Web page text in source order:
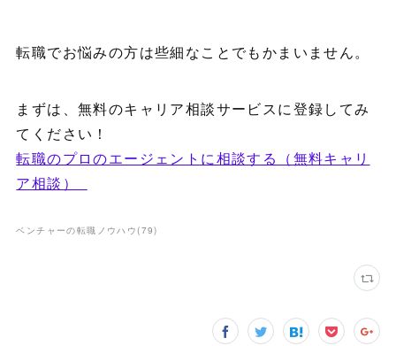
転職でお悩みの方は些細なことでもかまいません。
まずは、無料のキャリア相談サービスに登録してみ
てください！
転職のプロのエージェントに相談する（無料キャリ
ア相談）
ベンチャーの転職ノウハウ(79)